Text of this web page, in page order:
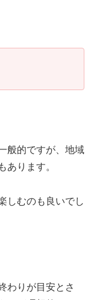
般的ですが、地域
あります。
しむのも良いでし
わりが目安とさ